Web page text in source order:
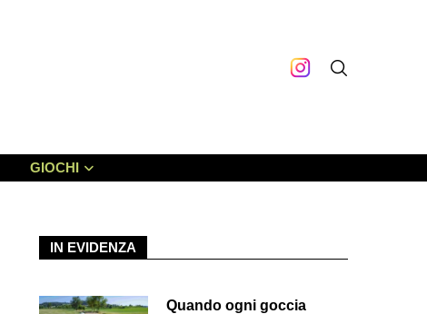
GIOCHI
IN EVIDENZA
Quando ogni goccia